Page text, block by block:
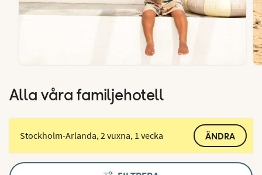
Alla våra familjehotell
Stockholm-Arlanda, 2 vuxna, 1 vecka ÄNDRA